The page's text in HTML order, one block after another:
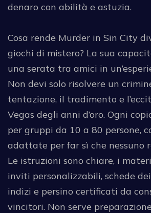
denaro con abilità e astuzia.
Cosa rende Murder in Sin City
giochi di mistero? La sua
una serata tra amici in
Non devi solo risolvere un
tentazione, il tradimento e
Vegas degli anni d’oro. Ogni
per gruppi da 10 a 80 persone,
adattate per far sì che nessuno
Le istruzioni sono chiare, i
inviti personalizzabili, schede
indizi e persino certificati da
vincitori. Non serve